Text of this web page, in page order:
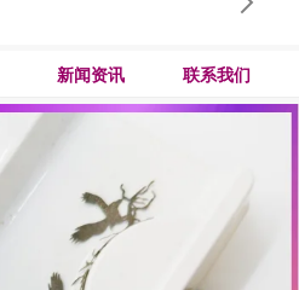
新闻资讯 联系我们